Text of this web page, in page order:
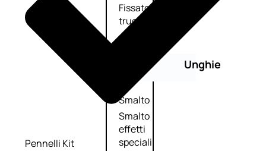
Fissatore
trucco
Unghie
Smalto
Smalto
effetti
speciali
Pennelli Kit